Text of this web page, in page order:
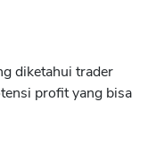
diketahui trader
profit yang bisa